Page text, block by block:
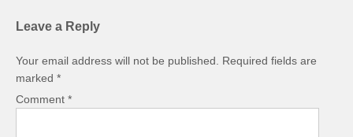
Leave a Reply
Your email address will not be published.
Required fields are
marked *
Comment *